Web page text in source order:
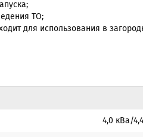
ТО;
для использования в
4,0 кВа/